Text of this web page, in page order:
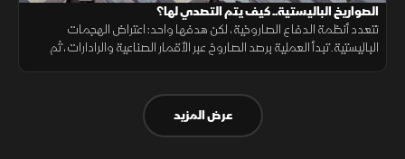
الصواريخ الباليستية.. كيف يتم التصدي لها؟
تتعدد أنظمة الدفاع الصاروخية، لكن هدفها واحد: اعتراض الهجمات
الباليستية. تبدأ العملية برصد الصاروخ عبر الأقمار الصناعية والرادارات، ثم
عرض المزيد